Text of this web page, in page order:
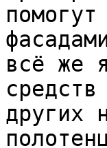
всё же
других